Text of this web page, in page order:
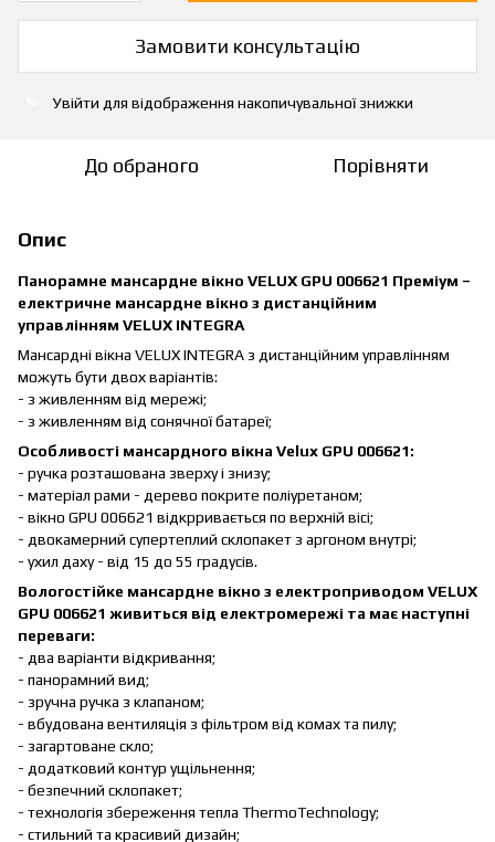
Замовити консультацію
Увійти для відображення накопичувальної знижки
До обраного Порівняти
Опис
Панорамне мансардне вікно VELUX GPU 006621 Преміум –
електричне мансардне вікно з дистанційним
управлінням VELUX INTEGRA
Мансардні вікна VELUX INTEGRA з дистанційним управлінням
можуть бути двох варіантів:
- з живленням від мережі;
- з живленням від сонячної батареї;
Особливості мансардного вікна Velux GPU 006621:
- ручка розташована зверху і знизу;
- матеріал рами - дерево покрите поліуретаном;
- вікно GPU 006621 відкрривається по верхній вісі;
- двокамерний супертеплий склопакет з аргоном внутрі;
- ухил даху - від 15 до 55 градусів.
Вологостійке мансардне вікно з електроприводом VELUX
GPU 006621 живиться від електромережі та має наступні
переваги:
- два варіанти відкривання;
- панорамний вид;
- зручна ручка з клапаном;
- вбудована вентиляція з фільтром від комах та пилу;
- загартоване скло;
- додатковий контур ущільнення;
- безпечний склопакет;
- технологія збереження тепла ThermoTechnology;
- стильний та красивий дизайн;